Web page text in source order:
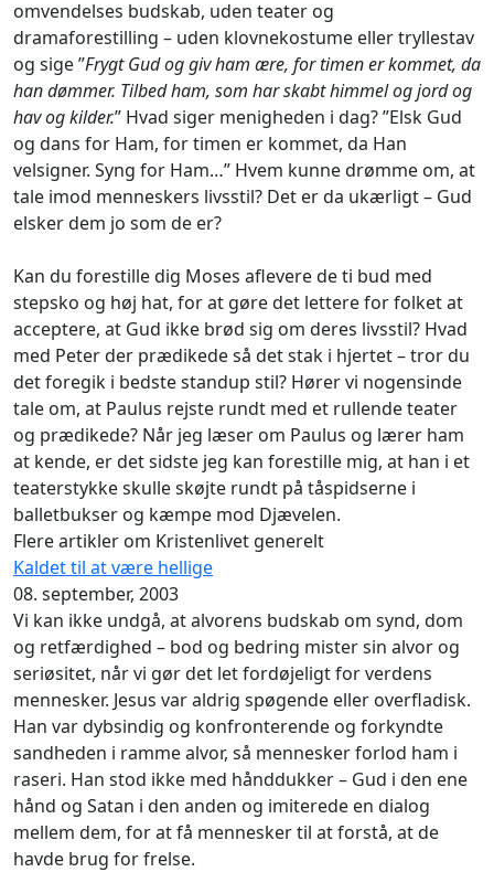
omvendelses budskab, uden teater og
dramaforestilling – uden klovnekostume eller tryllestav
og sige ”Frygt Gud og giv ham ære, for timen er kommet, da
han dømmer. Tilbed ham, som har skabt himmel og jord og
hav og kilder.” Hvad siger menigheden i dag? ”Elsk Gud
og dans for Ham, for timen er kommet, da Han
velsigner. Syng for Ham…” Hvem kunne drømme om, at
tale imod menneskers livsstil? Det er da ukærligt – Gud
elsker dem jo som de er?
Kan du forestille dig Moses aflevere de ti bud med
stepsko og høj hat, for at gøre det lettere for folket at
acceptere, at Gud ikke brød sig om deres livsstil? Hvad
med Peter der prædikede så det stak i hjertet – tror du
det foregik i bedste standup stil? Hører vi nogensinde
tale om, at Paulus rejste rundt med et rullende teater
og prædikede? Når jeg læser om Paulus og lærer ham
at kende, er det sidste jeg kan forestille mig, at han i et
teaterstykke skulle skøjte rundt på tåspidserne i
balletbukser og kæmpe mod Djævelen.
Flere artikler om Kristenlivet generelt
Kaldet til at være hellige
08. september, 2003
Vi kan ikke undgå, at alvorens budskab om synd, dom
og retfærdighed – bod og bedring mister sin alvor og
seriøsitet, når vi gør det let fordøjeligt for verdens
mennesker. Jesus var aldrig spøgende eller overfladisk.
Han var dybsindig og konfronterende og forkyndte
sandheden i ramme alvor, så mennesker forlod ham i
raseri. Han stod ikke med hånddukker – Gud i den ene
hånd og Satan i den anden og imiterede en dialog
mellem dem, for at få mennesker til at forstå, at de
havde brug for frelse.